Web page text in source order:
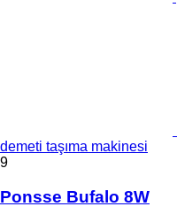
demeti taşıma makinesi
9
Ponsse Bufalo 8W